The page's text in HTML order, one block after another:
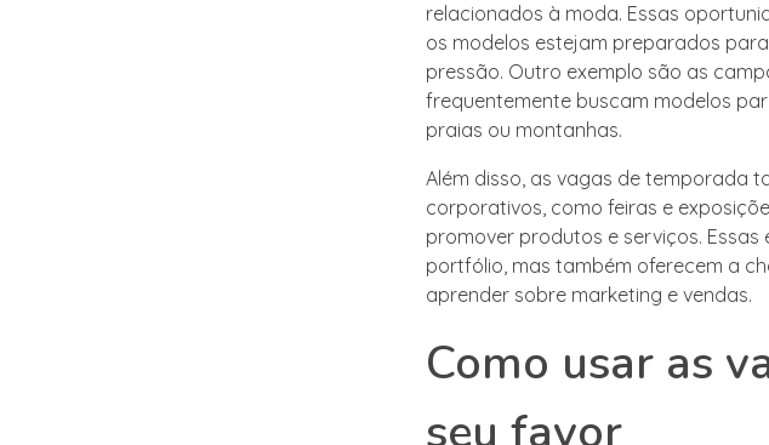
relacionados à moda. Essas
os modelos estejam preparados
pressão. Outro exemplo são as
frequentemente buscam modelos
praias ou montanhas.
Além disso, as vagas de temporada
corporativos, como feiras e
promover produtos e serviços.
portfólio, mas também oferecem a
aprender sobre marketing e vendas.
Como usar as